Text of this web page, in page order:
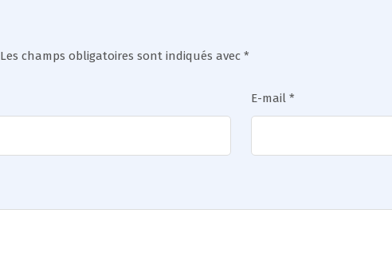
Les champs obligatoires sont indiqués avec *
E-mail *